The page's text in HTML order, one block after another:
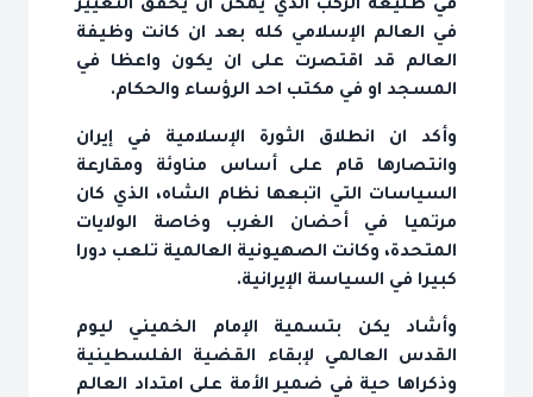
في طليعة الركب الذي يمكن ان يحقق التغيير
في العالم الإسلامي كله بعد ان كانت وظيفة
العالم قد اقتصرت على ان يكون واعظا في
المسجد او في مكتب احد الرؤساء والحكام.
وأكد ان انطلاق الثورة الإسلامية في إيران
وانتصارها قام على أساس مناوئة ومقارعة
السياسات التي اتبعها نظام الشاه، الذي كان
مرتميا في أحضان الغرب وخاصة الولايات
المتحدة، وكانت الصهيونية العالمية تلعب دورا
كبيرا في السياسة الإيرانية.
وأشاد يكن بتسمية الإمام الخميني ليوم
القدس العالمي لإبقاء القضية الفلسطينية
وذكراها حية في ضمير الأمة على امتداد العالم